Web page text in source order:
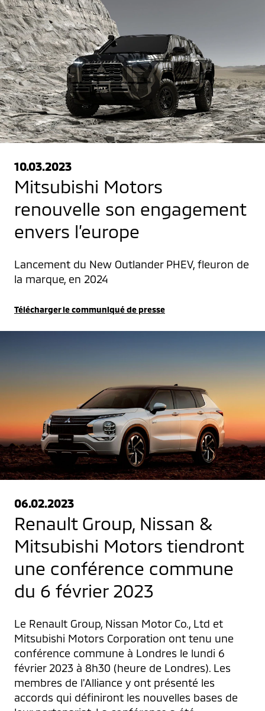
10.03.2023
Mitsubishi Motors
renouvelle son engagement
envers l’europe
Lancement du New Outlander PHEV, fleuron de
la marque, en 2024
Télécharger le communiqué de presse
06.02.2023
Renault Group, Nissan &
Mitsubishi Motors tiendront
une conférence commune
du 6 février 2023
Le Renault Group, Nissan Motor Co., Ltd et
Mitsubishi Motors Corporation ont tenu une
conférence commune à Londres le lundi 6
février 2023 à 8h30 (heure de Londres). Les
membres de l'Alliance y ont présenté les
accords qui définiront les nouvelles bases de